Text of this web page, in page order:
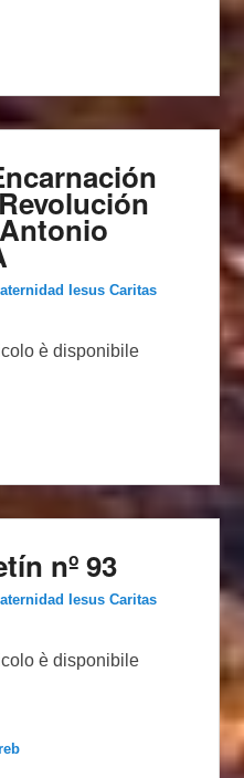
Iesus Caritas
è disponibile
nº 93
Iesus Caritas
è disponibile